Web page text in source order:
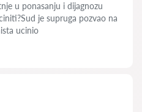
u ponasanju i dijagnozu
je supruga pozvao na
ucinio